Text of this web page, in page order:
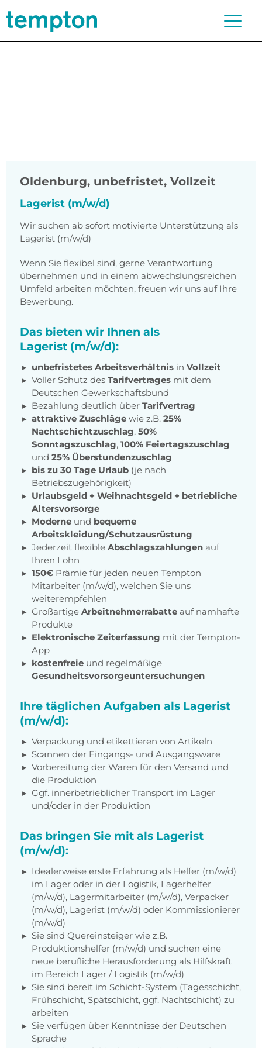
Oldenburg, unbefristet, Vollzeit
Lagerist (m/w/d)
Wir suchen ab sofort motivierte Unterstützung als
Lagerist (m/w/d)
Wenn Sie flexibel sind, gerne Verantwortung
übernehmen und in einem abwechslungsreichen
Umfeld arbeiten möchten, freuen wir uns auf Ihre
Bewerbung.
Das bieten wir Ihnen als
Lagerist (m/w/d):
unbefristetes Arbeitsverhältnis in Vollzeit
Voller Schutz des Tarifvertrages mit dem
Deutschen Gewerkschaftsbund
Bezahlung deutlich über Tarifvertrag
attraktive Zuschläge wie z.B. 25%
Nachtschichtzuschlag, 50%
Sonntagszuschlag, 100% Feiertagszuschlag
und 25% Überstundenzuschlag
bis zu 30 Tage Urlaub (je nach
Betriebszugehörigkeit)
Urlaubsgeld + Weihnachtsgeld + betriebliche
Altersvorsorge
Moderne und bequeme
Arbeitskleidung/Schutzausrüstung
Jederzeit flexible Abschlagszahlungen auf
Ihren Lohn
150€ Prämie für jeden neuen Tempton
Mitarbeiter (m/w/d), welchen Sie uns
weiterempfehlen
Großartige Arbeitnehmerrabatte auf namhafte
Produkte
Elektronische Zeiterfassung mit der Tempton-
App
kostenfreie und regelmäßige
Gesundheitsvorsorgeuntersuchungen
Ihre täglichen Aufgaben als Lagerist
(m/w/d):
Verpackung und etikettieren von Artikeln
Scannen der Eingangs- und Ausgangsware
Vorbereitung der Waren für den Versand und
die Produktion
Ggf. innerbetrieblicher Transport im Lager
und/oder in der Produktion
Das bringen Sie mit als Lagerist
(m/w/d):
Idealerweise erste Erfahrung als Helfer (m/w/d)
im Lager oder in der Logistik, Lagerhelfer
(m/w/d), Lagermitarbeiter (m/w/d), Verpacker
(m/w/d), Lagerist (m/w/d) oder Kommissionierer
(m/w/d)
Sie sind Quereinsteiger wie z.B.
Produktionshelfer (m/w/d) und suchen eine
neue berufliche Herausforderung als Hilfskraft
im Bereich Lager / Logistik (m/w/d)
Sie sind bereit im Schicht-System (Tagesschicht,
Frühschicht, Spätschicht, ggf. Nachtschicht) zu
arbeiten
Sie verfügen über Kenntnisse der Deutschen
Sprache